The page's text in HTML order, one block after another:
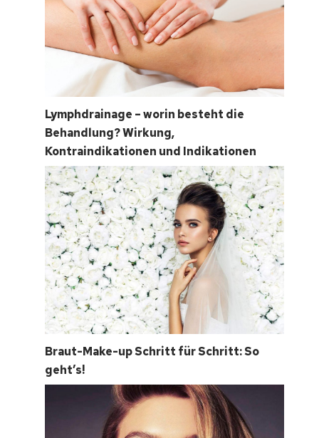
Lymphdrainage – worin besteht die
Behandlung? Wirkung,
Kontraindikationen und Indikationen
Braut-Make-up Schritt für Schritt: So
geht’s!